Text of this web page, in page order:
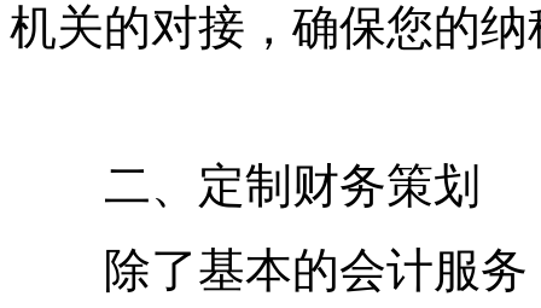
机关的对接，确保您的
二、定制财务策划
除了基本的会计服务